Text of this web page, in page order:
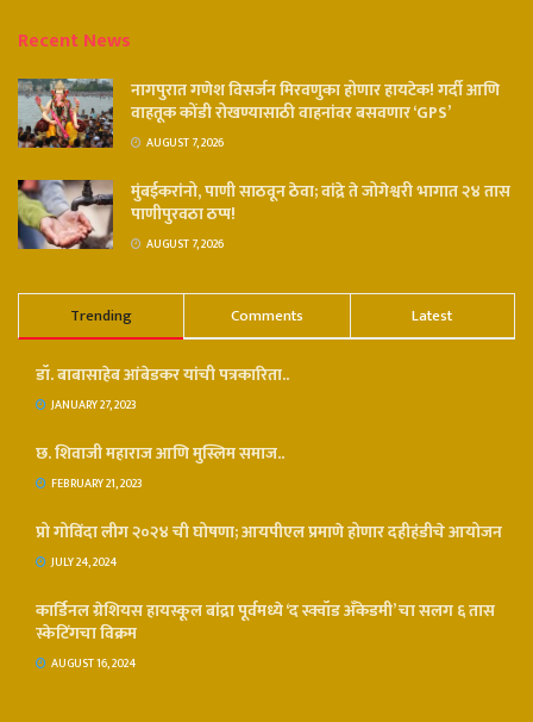
Recent News
नागपुरात गणेश विसर्जन मिरवणुका होणार हायटेक! गर्दी आणि
वाहतूक कोंडी रोखण्यासाठी वाहनांवर बसवणार ‘GPS’
AUGUST 7, 2026
मुंबईकरांनो, पाणी साठवून ठेवा; वांद्रे ते जोगेश्वरी भागात २४ तास
पाणीपुरवठा ठप्प!
AUGUST 7, 2026
Trending Comments Latest
डॉ. बाबासाहेब आंबेडकर यांची पत्रकारिता..
JANUARY 27, 2023
छ. शिवाजी महाराज आणि मुस्लिम समाज..
FEBRUARY 21, 2023
प्रो गोविंदा लीग २०२४ ची घोषणा; आयपीएल प्रमाणे होणार दहीहंडीचे आयोजन
JULY 24, 2024
कार्डिनल ग्रेशियस हायस्कूल बांद्रा पूर्वमध्ये ‘द स्क्वॉड अँकेडमी’ चा सलग ६ तास
स्केटिंगचा विक्रम
AUGUST 16, 2024